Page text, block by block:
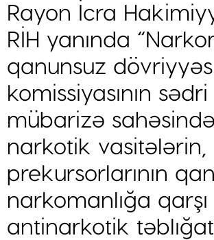
Rayon İcra
RİH yanında
qanunsuz
komissiyasının
mübarizə
narkotik
prekursorlarının
narkomanlığa
antinarkotik